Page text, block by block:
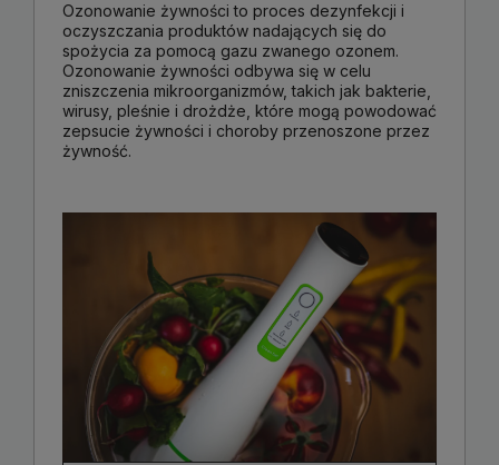
Ozonowanie żywności to proces dezynfekcji i
oczyszczania produktów nadających się do
spożycia za pomocą gazu zwanego ozonem.
Ozonowanie żywności odbywa się w celu
zniszczenia mikroorganizmów, takich jak bakterie,
wirusy, pleśnie i drożdże, które mogą powodować
zepsucie żywności i choroby przenoszone przez
żywność.